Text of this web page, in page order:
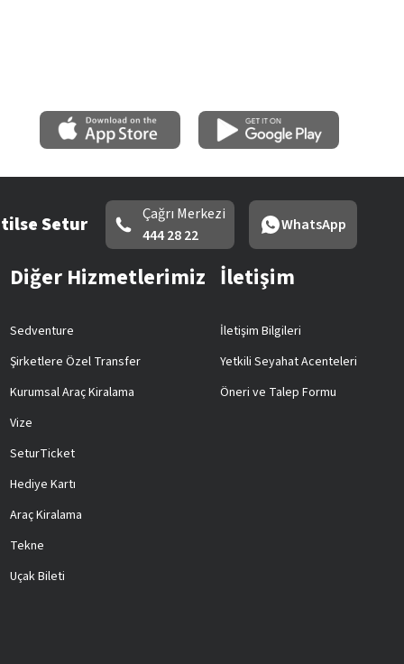
Setur
Çağrı Merkezi
444 28 22
WhatsApp
Diğer Hizmetlerimiz
Sedventure
Şirketlere Özel Transfer
Kurumsal Araç Kiralama
Vize
SeturTicket
Hediye Kartı
Araç Kiralama
Tekne
Uçak Bileti
İletişim
İletişim Bilgileri
Yetkili Seyahat Acenteleri
Öneri ve Talep Formu